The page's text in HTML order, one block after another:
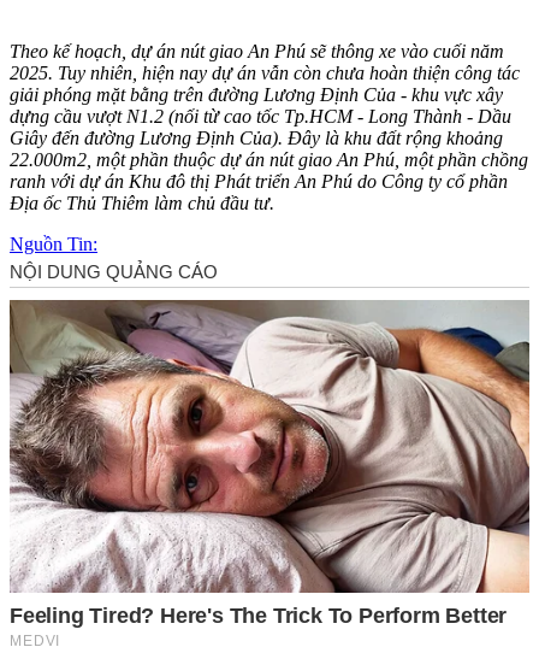
Theo kế hoạch, dự án nút giao An Phú sẽ thông xe vào cuối năm
2025. Tuy nhiên, hiện nay dự án vẫn còn chưa hoàn thiện công tác
giải phóng mặt bằng trên đường Lương Định Của - khu vực xây
dựng cầu vượt N1.2 (nối từ cao tốc Tp.HCM - Long Thành - Dầu
Giây đến đường Lương Định Của). Đây là khu đất rộng khoảng
22.000m2, một phần thuộc dự án nút giao An Phú, một phần chồng
ranh với dự án Khu đô thị Phát triển An Phú do Công ty cổ phần
Địa ốc Thủ Thiêm làm chủ đầu tư.
Nguồn Tin: